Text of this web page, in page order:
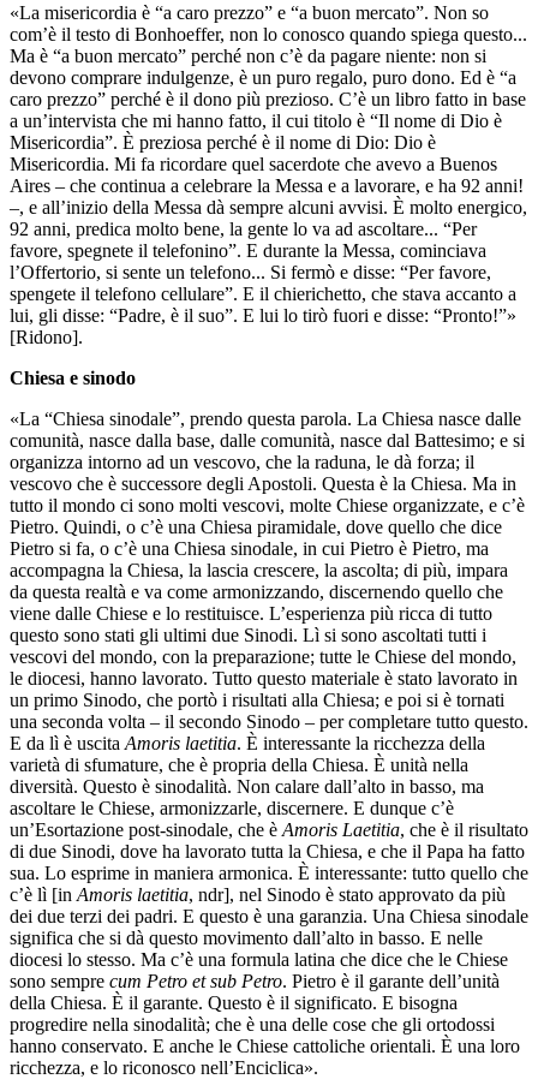
«La misericordia è “a caro prezzo” e “a buon mercato”. Non so
com’è il testo di Bonhoeffer, non lo conosco quando spiega questo...
Ma è “a buon mercato” perché non c’è da pagare niente: non si
devono comprare indulgenze, è un puro regalo, puro dono. Ed è “a
caro prezzo” perché è il dono più prezioso. C’è un libro fatto in base
a un’intervista che mi hanno fatto, il cui titolo è “Il nome di Dio è
Misericordia”. È preziosa perché è il nome di Dio: Dio è
Misericordia. Mi fa ricordare quel sacerdote che avevo a Buenos
Aires – che continua a celebrare la Messa e a lavorare, e ha 92 anni!
–, e all’inizio della Messa dà sempre alcuni avvisi. È molto energico,
92 anni, predica molto bene, la gente lo va ad ascoltare... “Per
favore, spegnete il telefonino”. E durante la Messa, cominciava
l’Offertorio, si sente un telefono... Si fermò e disse: “Per favore,
spengete il telefono cellulare”. E il chierichetto, che stava accanto a
lui, gli disse: “Padre, è il suo”. E lui lo tirò fuori e disse: “Pronto!”»
[Ridono].
Chiesa e sinodo
«La “Chiesa sinodale”, prendo questa parola. La Chiesa nasce dalle
comunità, nasce dalla base, dalle comunità, nasce dal Battesimo; e si
organizza intorno ad un vescovo, che la raduna, le dà forza; il
vescovo che è successore degli Apostoli. Questa è la Chiesa. Ma in
tutto il mondo ci sono molti vescovi, molte Chiese organizzate, e c’è
Pietro. Quindi, o c’è una Chiesa piramidale, dove quello che dice
Pietro si fa, o c’è una Chiesa sinodale, in cui Pietro è Pietro, ma
accompagna la Chiesa, la lascia crescere, la ascolta; di più, impara
da questa realtà e va come armonizzando, discernendo quello che
viene dalle Chiese e lo restituisce. L’esperienza più ricca di tutto
questo sono stati gli ultimi due Sinodi. Lì si sono ascoltati tutti i
vescovi del mondo, con la preparazione; tutte le Chiese del mondo,
le diocesi, hanno lavorato. Tutto questo materiale è stato lavorato in
un primo Sinodo, che portò i risultati alla Chiesa; e poi si è tornati
una seconda volta – il secondo Sinodo – per completare tutto questo.
E da lì è uscita Amoris laetitia. È interessante la ricchezza della
varietà di sfumature, che è propria della Chiesa. È unità nella
diversità. Questo è sinodalità. Non calare dall’alto in basso, ma
ascoltare le Chiese, armonizzarle, discernere. E dunque c’è
un’Esortazione post-sinodale, che è Amoris Laetitia, che è il risultato
di due Sinodi, dove ha lavorato tutta la Chiesa, e che il Papa ha fatto
sua. Lo esprime in maniera armonica. È interessante: tutto quello che
c’è lì [in Amoris laetitia, ndr], nel Sinodo è stato approvato da più
dei due terzi dei padri. E questo è una garanzia. Una Chiesa sinodale
significa che si dà questo movimento dall’alto in basso. E nelle
diocesi lo stesso. Ma c’è una formula latina che dice che le Chiese
sono sempre cum Petro et sub Petro. Pietro è il garante dell’unità
della Chiesa. È il garante. Questo è il significato. E bisogna
progredire nella sinodalità; che è una delle cose che gli ortodossi
hanno conservato. E anche le Chiese cattoliche orientali. È una loro
ricchezza, e lo riconosco nell’Enciclica».